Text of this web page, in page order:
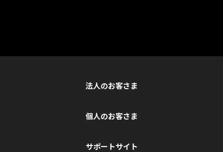
法人のお客さま
個人のお客さま
サポートサイト